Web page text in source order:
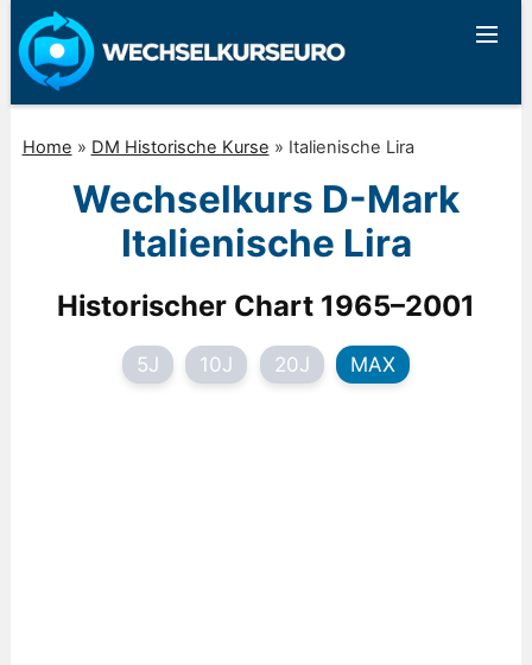
Home » DM Historische Kurse » Italienische Lira
Wechselkurs D-Mark
Italienische Lira
Historischer Chart 1965–2001
5J 10J 20J MAX